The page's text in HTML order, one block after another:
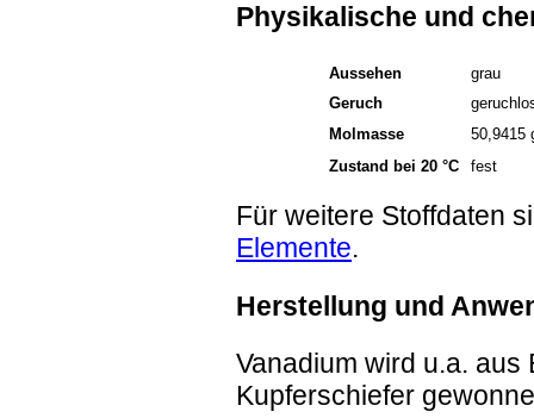
Physikalische und
Aussehen
grau
Geruch
Molmasse
50,9415
Zustand bei 20 °C
fest
Für weitere Stoffdaten
Elemente.
Herstellung und
Vanadium wird u.a.
Kupferschiefer